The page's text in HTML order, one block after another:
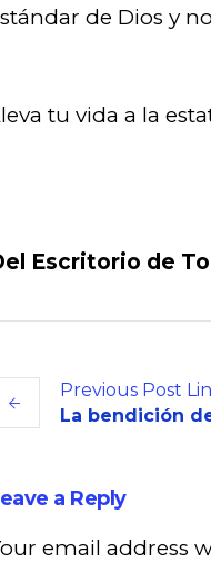
de Dios y
tu vida a la
Escritorio de
Previous Post
La bendición
a Reply
email address